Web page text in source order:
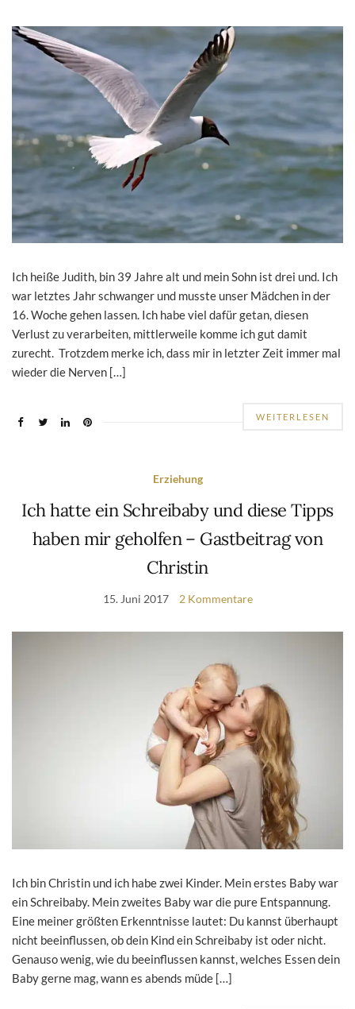
Ich heiße Judith, bin 39 Jahre alt und mein Sohn ist drei und. Ich
war letztes Jahr schwanger und musste unser Mädchen in der
16. Woche gehen lassen. Ich habe viel dafür getan, diesen
Verlust zu verarbeiten, mittlerweile komme ich gut damit
zurecht. Trotzdem merke ich, dass mir in letzter Zeit immer mal
wieder die Nerven […]
WEITERLESEN
Erziehung
Ich hatte ein Schreibaby und diese Tipps
haben mir geholfen – Gastbeitrag von
Christin
15. Juni 2017 2 Kommentare
Ich bin Christin und ich habe zwei Kinder. Mein erstes Baby war
ein Schreibaby. Mein zweites Baby war die pure Entspannung.
Eine meiner größten Erkenntnisse lautet: Du kannst überhaupt
nicht beeinflussen, ob dein Kind ein Schreibaby ist oder nicht.
Genauso wenig, wie du beeinflussen kannst, welches Essen dein
Baby gerne mag, wann es abends müde […]